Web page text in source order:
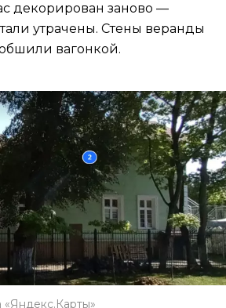
декорирован заново —
утрачены. Стены веранды
вагонкой.